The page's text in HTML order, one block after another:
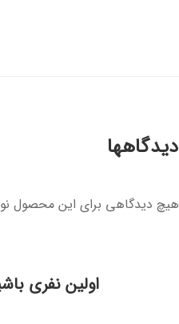
دیدگاهها
هیچ دیدگاهی برای این محصول
اولین نفری